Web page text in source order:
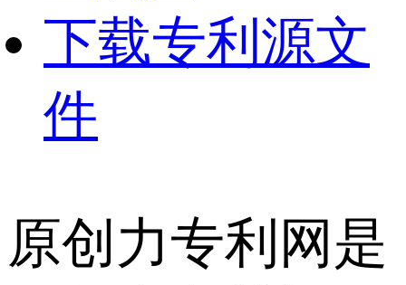
下载专利源文
件
原创力专利网是